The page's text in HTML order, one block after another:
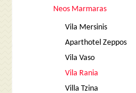
Neos Marmaras
Vila Mersinis
Aparthotel Zeppos
Vila Vaso
Vila Rania
Villa Tzina